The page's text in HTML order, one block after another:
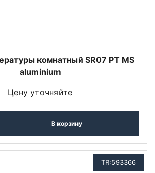
комнатный SR07 PT MS
aluminium
Цену уточняйте
В корзину
TR:593366